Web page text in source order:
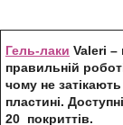
Гель-лаки Valeri –
правильній
чому не
пластині.
20 покриттів.